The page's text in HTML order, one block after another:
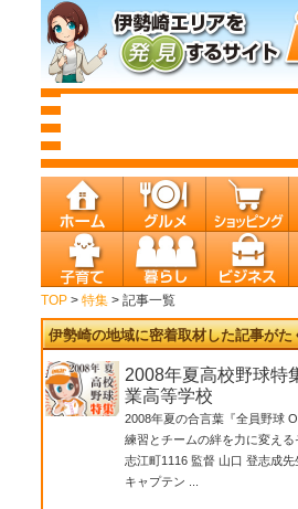
TOP> 特集> 記事一覧
伊勢崎の地域に密着取材した記事がた
2008年夏高校野球特
業高等学校
2008年夏の合言葉『全員野球
練習とチームの絆を力に変え
志江町1116 監督 山口 登志成
キャプテン ...